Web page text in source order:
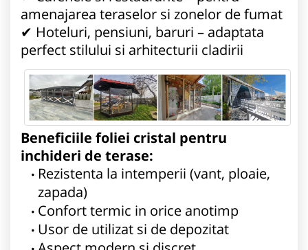
amenajarea teraselor si zonelor de fumat
✔ Hoteluri, pensiuni, baruri – adaptata
perfect stilului si arhitecturii cladirii
Beneficiile foliei cristal pentru
inchideri de terase:
Rezistenta la intemperii (vant, ploaie,
zapada)
Confort termic in orice anotimp
Usor de utilizat si de depozitat